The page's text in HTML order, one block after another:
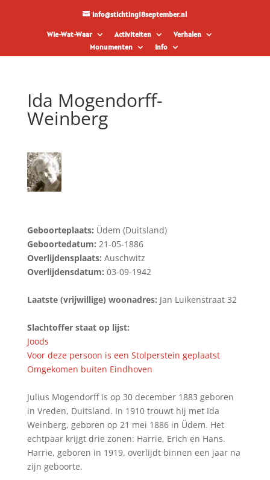
info@stichting18september.nl
Wie-Wat-Waar Activiteiten
Verhalen
Monumenten
Info
Ida Mogendorff-
Weinberg
Geboorteplaats: Üdem (Duitsland)
Geboortedatum: 21-05-1886
Overlijdensplaats: Auschwitz
Overlijdensdatum: 03-09-1942
Laatste (vrijwillige) woonadres: Jan Luikenstraat 32
Slachtoffer staat op lijst:
Joods
Voor deze persoon is een Stolperstein geplaatst
Omgekomen buiten Eindhoven
Julius Mogendorff is op 30 december 1883 geboren
in Vreden, Duitsland. In 1910 trouwt hij met Ida
Weinberg, geboren op 21 mei 1886 in Üdem. Het
echtpaar krijgt drie zonen: Harrie, Erich en Hans.
Harrie, geboren in 1919, overlijdt binnen een jaar na
zijn geboorte.